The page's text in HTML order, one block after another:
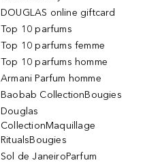
DOUGLAS online giftcard
Top 10 parfums
Top 10 parfums femme
Top 10 parfums homme
Armani Parfum homme
Baobab CollectionBougies
Douglas
CollectionMaquillage
RitualsBougies
Sol de JaneiroParfum